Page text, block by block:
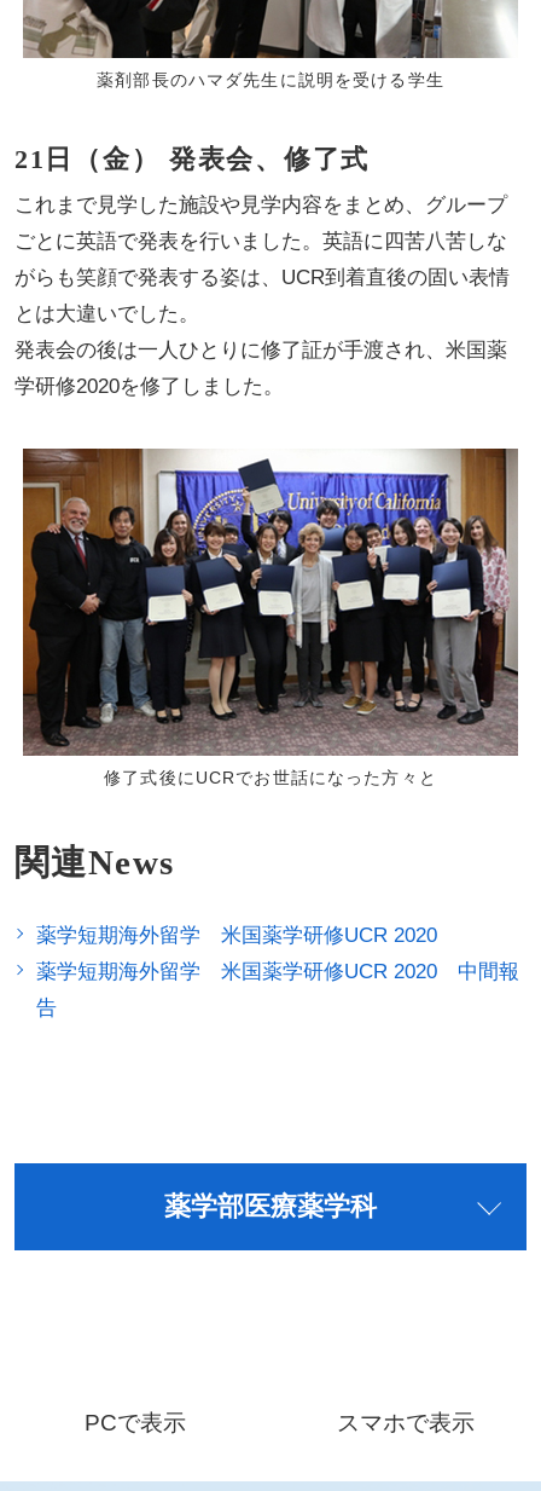
薬剤部長のハマダ先生に説明を受ける学生
21日（金） 発表会、修了式
これまで見学した施設や見学内容をまとめ、グループ
ごとに英語で発表を行いました。英語に四苦八苦しな
がらも笑顔で発表する姿は、UCR到着直後の固い表情
とは大違いでした。
発表会の後は一人ひとりに修了証が手渡され、米国薬
学研修2020を修了しました。
修了式後にUCRでお世話になった方々と
関連News
薬学短期海外留学 米国薬学研修UCR 2020
薬学短期海外留学 米国薬学研修UCR 2020 中間報
告
薬学部医療薬学科
PCで表示 スマホで表示